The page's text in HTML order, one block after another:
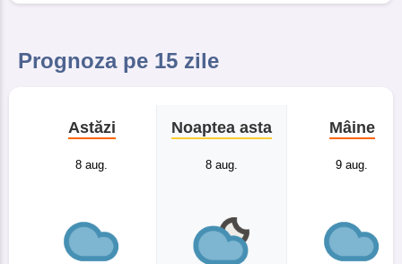
Prognoza pe 15 zile
Astăzi
8 aug.
Noaptea asta
8 aug.
Mâine
9 aug.